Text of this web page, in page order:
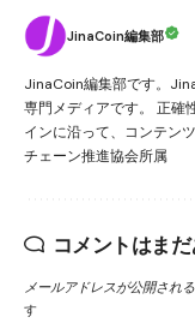
JinaCoin編集部
JinaCoin編集部です。
専門メディアです。 正確
インに沿って、コンテン
チェーン推進協会所属
コメントはま
メールアドレスが公開され
す